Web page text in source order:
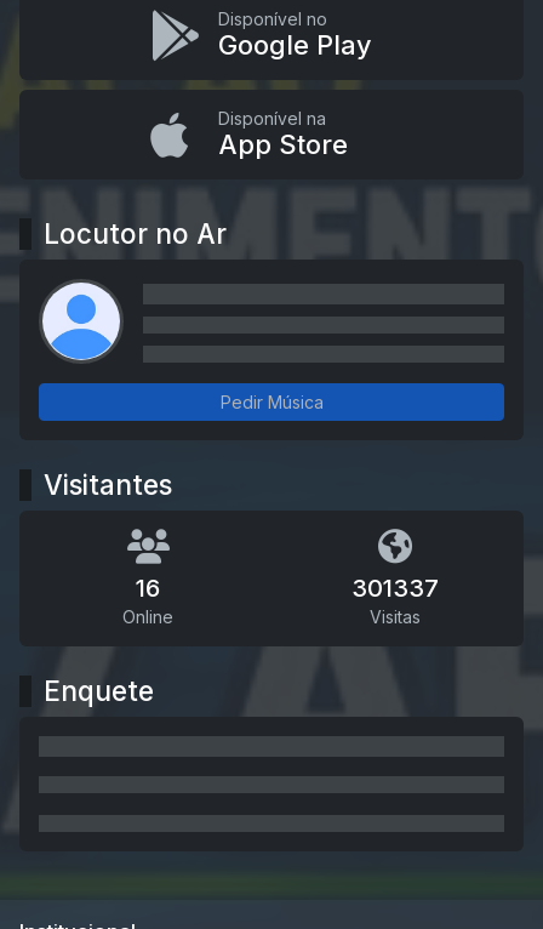
Disponível no
Google Play
Disponível na
App Store
Locutor no Ar
Pedir Música
Visitantes
16
Online
301337
Visitas
Enquete